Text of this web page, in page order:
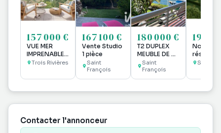
157 000 €
VUE MER
IMPRENABLE -
A VENDRE
Rivières
Trois Rivières
167 100 €
Vente Studio
1 pièce
Saint
François
180 000 €
T2 DUPLEX
MEUBLE DE 58
M2 VUE
MARINA ET
GOLF AVEC 2
Saint
François
199
Nouvelle
quartier
Gissac,
Sainte
Contacter l'annonceur